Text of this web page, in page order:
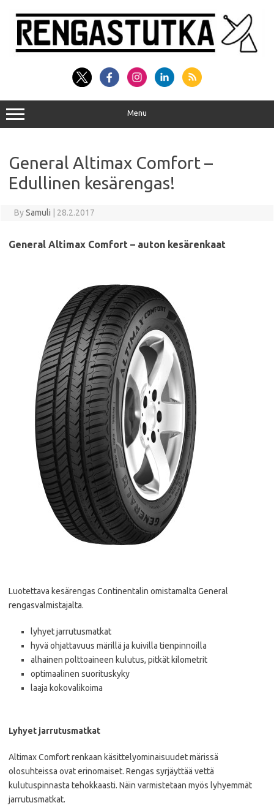
content
Menu
General Altimax Comfort –
Edullinen kesärengas!
BySamuli 28.2.2017
General Altimax Comfort – auton kesärenkaat
Luotettava kesärengas Continentalin omistamalta General
rengasvalmistajalta.
lyhyet jarrutusmatkat
hyvä ohjattavuus märillä ja kuivilla tienpinnoilla
alhainen polttoaineen kulutus, pitkät kilometrit
optimaalinen suorituskyky
laaja kokovalikoima
Lyhyet jarrutusmatkat
AltimaxComfort renkaan käsittelyominaisuudet märissä
olosuhteissa ovat erinomaiset. Rengas syrjäyttää vettä
kulutuspinnasta tehokkaasti. Näin varmistetaan myös lyhyemmät
jarrutusmatkat.